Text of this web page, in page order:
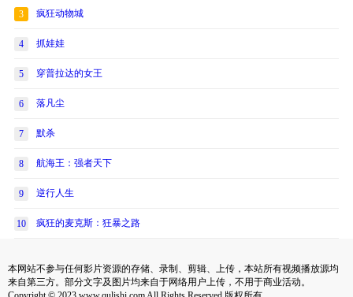
3 疯狂动物城
4 抓娃娃
5 穿普拉达的女王
6 落凡尘
7 默杀
8 航海王：强者天下
9 逆行人生
10 疯狂的麦克斯：狂暴之路
本网站不参与任何影片资源的存储、录制、剪辑、上传，本站所有视频播放源均
来自第三方。部分文字及图片均来自于网络用户上传，不用于商业活动。